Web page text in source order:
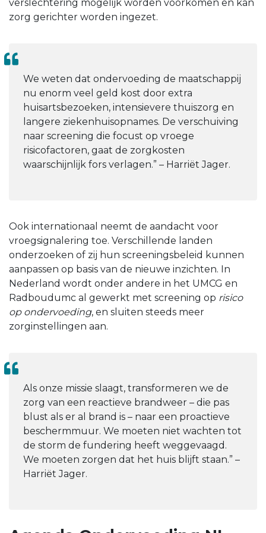
verslechtering mogelijk worden voorkomen en kan
zorg gerichter worden ingezet.
We weten dat ondervoeding de maatschappij
nu enorm veel geld kost door extra
huisartsbezoeken, intensievere thuiszorg en
langere ziekenhuisopnames. De verschuiving
naar screening die focust op vroege
risicofactoren, gaat de zorgkosten
waarschijnlijk fors verlagen.” – Harriët Jager.
Ook internationaal neemt de aandacht voor
vroegsignalering toe. Verschillende landen
onderzoeken of zij hun screeningsbeleid kunnen
aanpassen op basis van de nieuwe inzichten. In
Nederland wordt onder andere in het UMCG en
Radboudumc al gewerkt met screening op risico
op ondervoeding, en sluiten steeds meer
zorginstellingen aan.
Als onze missie slaagt, transformeren we de
zorg van een reactieve brandweer – die pas
blust als er al brand is – naar een proactieve
beschermmuur. We moeten niet wachten tot
de storm de fundering heeft weggevaagd.
We moeten zorgen dat het huis blijft staan.” –
Harriët Jager.